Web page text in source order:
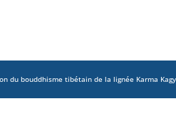
du bouddhisme tibétain de la lignée Karma